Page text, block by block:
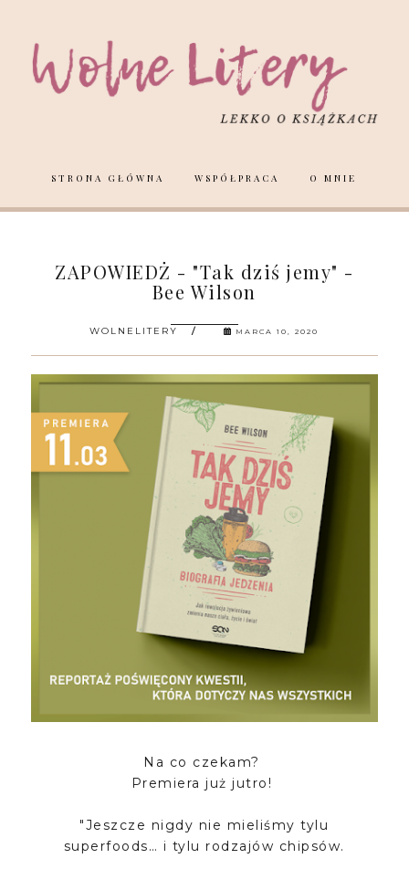
STRONA GŁÓWNA WSPÓŁPRACA O MNIE
ZAPOWIEDŻ - "Tak dziś jemy" -
Bee Wilson
WOLNELITERY MARCA 10, 2020
Na co czekam?
Premiera już jutro!
"Jeszcze nigdy nie mieliśmy tylu
superfoods… i tylu rodzajów chipsów.